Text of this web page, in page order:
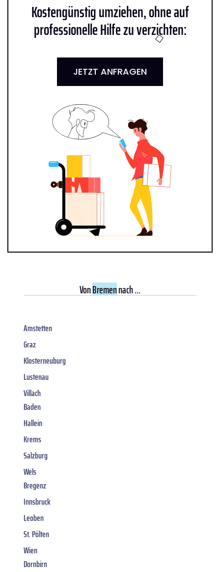
Kostengünstig umziehen, ohne auf
professionelle Hilfe zu verzichten:
JETZT ANFRAGEN
VonBremennach ...
Amstetten
Graz
Klosterneuburg
Lustenau
Villach
Baden
Hallein
Krems
Salzburg
Wels
Bregenz
Innsbruck
Leoben
St. Pölten
Wien
Dornbirn